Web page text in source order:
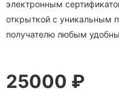
электронным
открыткой с уникальным
получателю любым
25000 ₽